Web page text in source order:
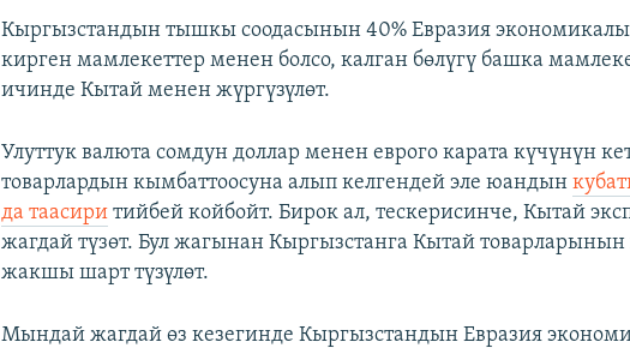
Кыргызстандын тышкы соодасынын 40% Евразия
кирген мамлекеттер менен болсо, калган бөлүгү башка
ичинде Кытай менен жүргүзүлөт.
Улуттук валюта сомдун доллар менен еврого карата күчүнүн
товарлардын кымбаттоосуна алып келгендей эле юандын
да таасири тийбей койбойт. Бирок ал, тескерисинче, Кытай
жагдай түзөт. Бул жагынан Кыргызстанга Кытай
жакшы шарт түзүлөт.
Мындай жагдай өз кезегинде Кыргызстандын Евразия